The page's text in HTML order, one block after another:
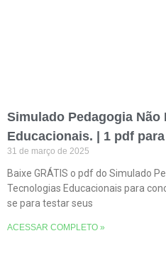
Simulado Pedagogia
Educacionais. | 1 pdf
31 de março de 2025
Baixe GRÁTIS o pdf do Simulado
Tecnologias Educacionais para
se para testar seus
ACESSAR COMPLETO »